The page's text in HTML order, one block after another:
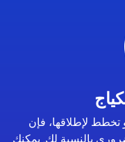
تخطط لإطلاقها، فإن
بالنسبة لك. يمكنك